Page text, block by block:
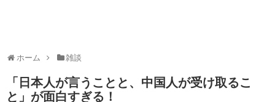
ホーム 雑談
「日本人が言うことと、中国人が受け取るこ
と」が面白すぎる！